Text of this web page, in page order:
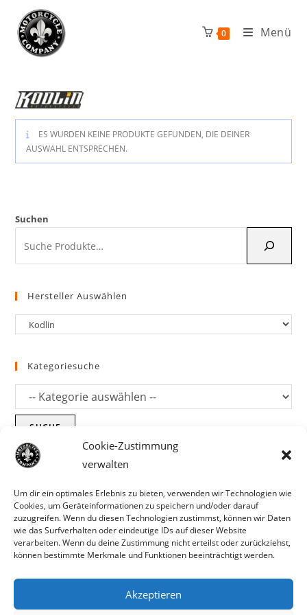
Cookie-Zustimmung
verwalten
Um dir ein optimales Erlebnis zu bieten, verwenden wir Technologien wie
Cookies, um Geräteinformationen zu speichern und/oder darauf
zuzugreifen. Wenn du diesen Technologien zustimmst, können wir Daten
wie das Surfverhalten oder eindeutige IDs auf dieser Website
verarbeiten. Wenn du deine Zustimmung nicht erteilst oder zurückziehst,
können bestimmte Merkmale und Funktionen beeinträchtigt werden.
Akzeptieren
Inhalt
springen
0 Menü
ES WURDEN KEINE PRODUKTE GEFUNDEN, DIE DEINER
AUSWAHL ENTSPRECHEN.
Suchen
Hersteller Auswählen
Kategoriesuche
SUCHE